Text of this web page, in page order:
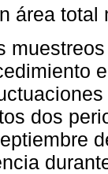
área total
dos